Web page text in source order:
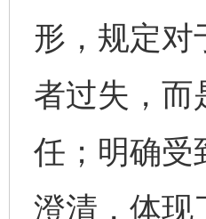
形，规定对
者过失，而
任；明确受
澄清，体现